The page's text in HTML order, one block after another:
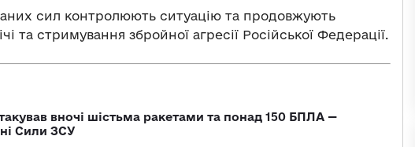
сил контролюють ситуацію та продовжують
та стримування збройної агресії Російської Федерації.
вночі шістьма ракетами та понад 150 БПЛА —
Сили ЗСУ